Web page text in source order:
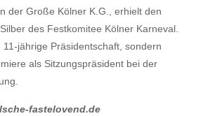
der Große Kölner K.G., erhielt den
des Festkomitee Kölner Karneval.
jährige Präsidentschaft, sondern
als Sitzungspräsident bei der
fastelovend.de